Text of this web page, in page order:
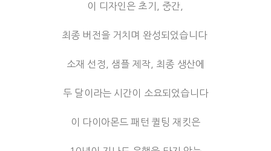
이 디자인은 초기, 중간,
최종 버전을 거치며 완성되었습니다
소재 선정, 샘플 제작, 최종 생산에
두 달이라는 시간이 소요되었습니다
이 다이아몬드 패턴 퀼팅 재킷은